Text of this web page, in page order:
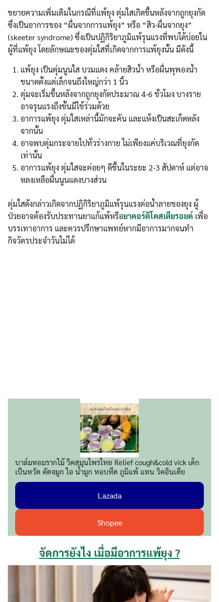
ขยายความเพิ่มเติมในกรณีที่แพ้ยุง ตุ่มใสเกิดขึ้นหลังจากถูกยุงกัด
ซึ่งเป็นอาการของ “ผื่นจากการแพ้ยุง” หรือ “สิว-ผื่นจากยุง”
(skeeter syndrome) ซึ่งเป็นปฏิกิริยาภูมิแพ้รุนแรงที่พบได้บ่อยใน
ผู้ที่แพ้ยุง โดยลักษณะของตุ่มใสที่เกิดจากการแพ้ยุงนั้น มีดังนี้
แพ้ยุง เป็นตุ่มนูนใส บวมแดง คล้ายสิวน้ำ หรือผื่นพุพองน้ำ
ขนาดตั้งแต่เล็กจนถึงใหญ่กว่า 1 นิ้ว
ตุ่มจะเริ่มขึ้นหลังจากถูกยุงกัดประมาณ 4-6 ชั่วโมง บางราย
อาจรุนแรงถึงขั้นมีไข้ร่วมด้วย
อาการแพ้ยุง ตุ่มใสเหล่านี้มักจะคัน และแห้งเป็นสะเก็ดหลัง
จากนั้น
อาจพบตุ่มกระจายไปทั่วร่างกาย ไม่เพียงแค่บริเวณที่ยุงกัด
เท่านั้น
อาการแพ้ยุง ตุ่มใสจะค่อยๆ ดีขึ้นในระยะ 2-3 สัปดาห์ แต่อาจ
หลงเหลือผื่นนูนแดงบางส่วน
ตุ่มใสดังกล่าวเกิดจากปฏิกิริยาภูมิแพ้รุนแรงต่อน้ำลายของยุง ผู้
ป่วยอาจต้องรับประทานยาแก้แพ้หรือยาคอร์ติโคสเตียรอยด์ เพื่อ
บรรเทาอาการ และควรปรึกษาแพทย์หากมีอาการมากจนทำ
กิจวัตรประจำวันไม่ได้
บาล์มหอมรากไม้ วิคสมุนไพรไทย Relief cough&cold vick เด็ก
เป็นหวัด คัดจมูก ไอ น้ำมูก หอบหืด ภูมิแพ้ แทน วิคอินเดีย
Lazada
Shopee
จัดการยังไง เมื่อมีอาการแพ้ยุง ?